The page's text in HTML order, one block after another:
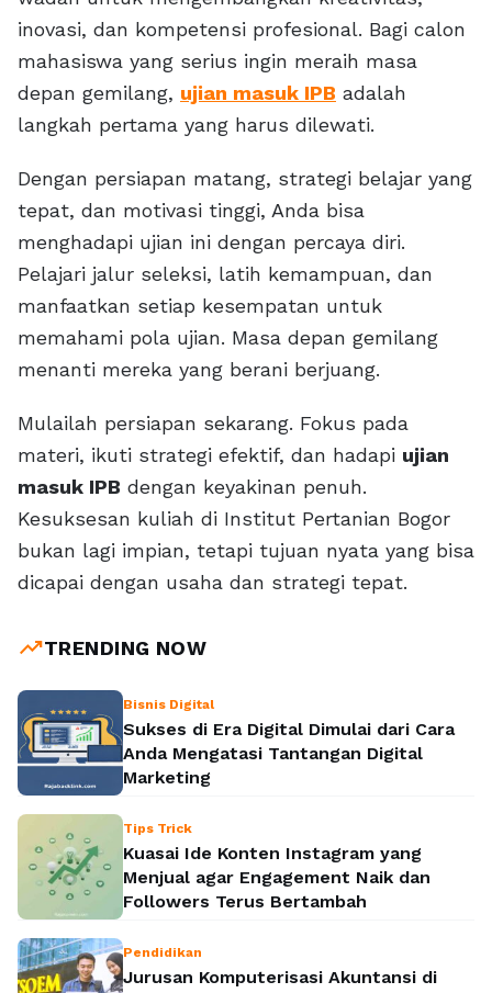
inovasi, dan kompetensi profesional. Bagi calon
mahasiswa yang serius ingin meraih masa
depan gemilang, ujian masuk IPB adalah
langkah pertama yang harus dilewati.
Dengan persiapan matang, strategi belajar yang
tepat, dan motivasi tinggi, Anda bisa
menghadapi ujian ini dengan percaya diri.
Pelajari jalur seleksi, latih kemampuan, dan
manfaatkan setiap kesempatan untuk
memahami pola ujian. Masa depan gemilang
menanti mereka yang berani berjuang.
Mulailah persiapan sekarang. Fokus pada
materi, ikuti strategi efektif, dan hadapi ujian
masuk IPB dengan keyakinan penuh.
Kesuksesan kuliah di Institut Pertanian Bogor
bukan lagi impian, tetapi tujuan nyata yang bisa
dicapai dengan usaha dan strategi tepat.
trending_upTRENDING NOW
Bisnis Digital
Sukses di Era Digital Dimulai dari Cara
Anda Mengatasi Tantangan Digital
Marketing
Tips Trick
Kuasai Ide Konten Instagram yang
Menjual agar Engagement Naik dan
Followers Terus Bertambah
Pendidikan
Jurusan Komputerisasi Akuntansi di